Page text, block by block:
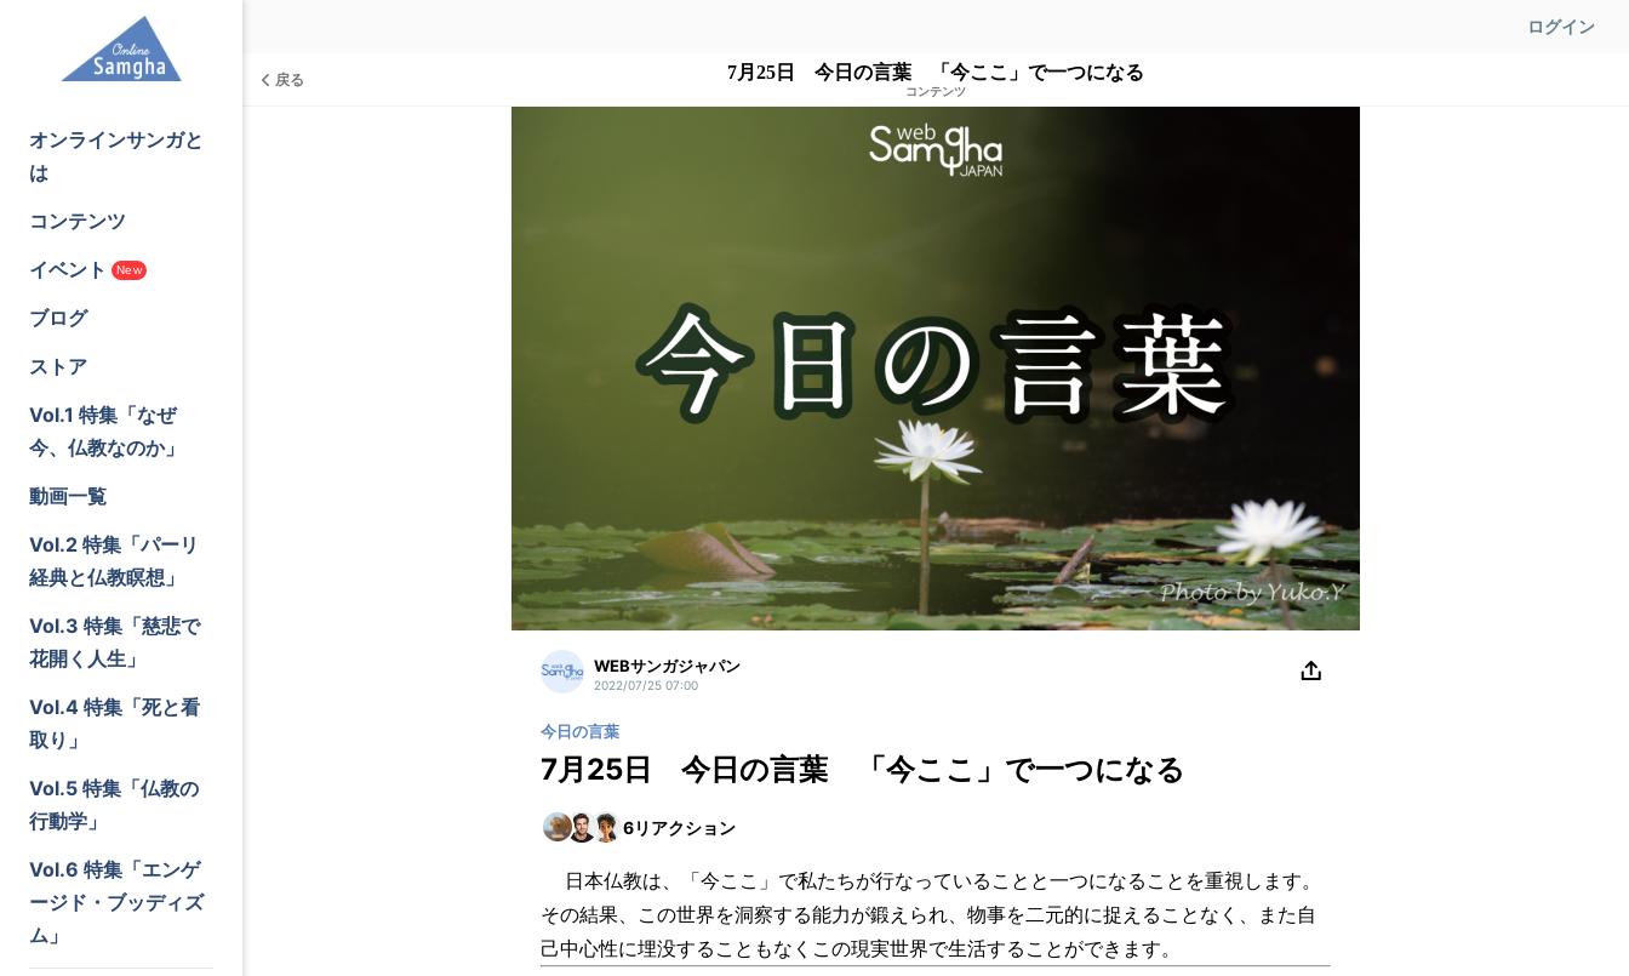
ログイン
オンラインサンガと
は
コンテンツ
イベント
New
ブログ
ストア
Vol.1 特集「なぜ
今、仏教なのか」
動画一覧
Vol.2 特集「パーリ
経典と仏教瞑想」
Vol.3 特集「慈悲で
花開く人生」
Vol.4 特集「死と看
取り」
Vol.5 特集「仏教の
行動学」
Vol.6 特集「エンゲ
ージド・ブッディズ
ム」
戻る 7月25日 今日の言葉 「今ここ」で一つになる
コンテンツ
WEBサンガジャパン
2022/07/25 07:00
今日の言葉
7月25日 今日の言葉 「今ここ」で一つになる
6リアクション
日本仏教は、「今ここ」で私たちが行なっていることと一つになることを重視します。
その結果、この世界を洞察する能力が鍛えられ、物事を二元的に捉えることなく、また自
己中心性に埋没することもなくこの現実世界で生活することができます。